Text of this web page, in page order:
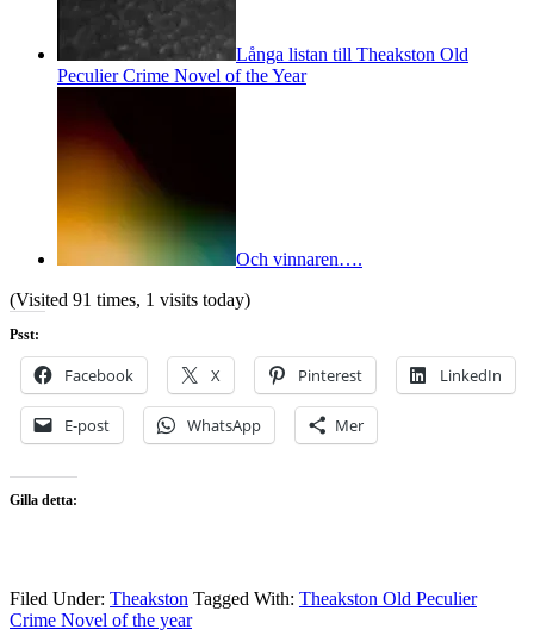
Långa listan till Theakston Old
Peculier Crime Novel of the Year
Och vinnaren….
(Visited 91 times, 1 visits today)
Psst:
Facebook X Pinterest LinkedIn
E-post WhatsApp Mer
Gilla detta:
Filed Under: Theakston Tagged With: Theakston Old Peculier
Crime Novel of the year